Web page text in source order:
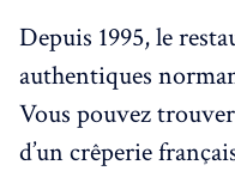
Depuis 1995, le
authentiques
Vous pouvez
d’un crêperie